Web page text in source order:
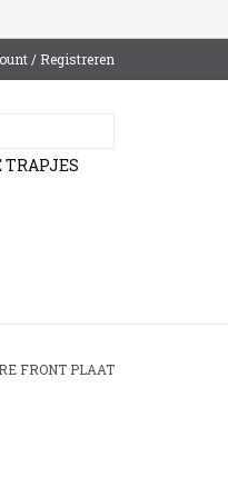
/ Registreren
TRAPJES
FRONT PLAAT